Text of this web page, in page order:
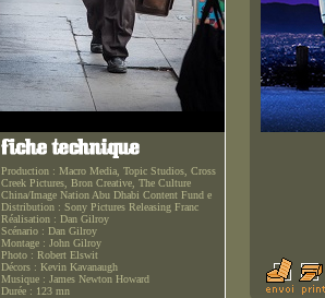
Production : Macro Media, Topic Studios, Cross
Creek Pictures, Bron Creative, The Culture
China/Image Nation Abu Dhabi Content Fund e
Distribution : Sony Pictures Releasing Franc
Réalisation : Dan Gilroy
Scénario : Dan Gilroy
Montage : John Gilroy
Photo : Robert Elswit
Décors : Kevin Kavanaugh
Musique : James Newton Howard
Durée : 123 mn